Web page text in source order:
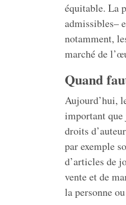
équitable. La
admissibles–
notamment,
marché de
Quand
Aujourd’hui,
important que
droits
par exemple
d’articles de
vente et de
la personne